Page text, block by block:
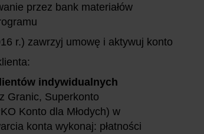
przez bank materiałów
r.) zawrzyj umowę i aktywuj konto
indywidualnych
Granic, Superkonto
Konto dla Młodych) w
konta wykonaj: płatności